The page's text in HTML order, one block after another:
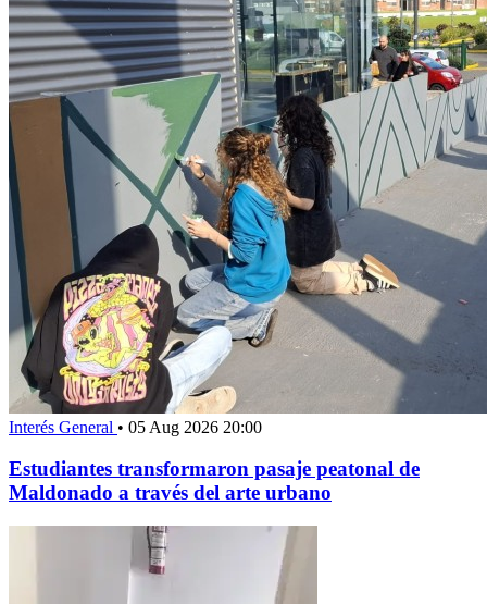
Interés General • 05 Aug 2026 20:00
Estudiantes transformaron pasaje peatonal de
Maldonado a través del arte urbano